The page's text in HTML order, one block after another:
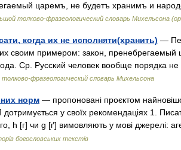
царемъ, не будетъ хранимъ и
толково-фразеологический словарь Михельсона
когда их не исполняти(хранить) —
своим примером: закон,
Ср. Русский человек вообще порядка
фразеологический словарь Михельсона
норм — пропоновані проєктом
у своїх рекомендаціях 1.
h [г] чи g [ґ] вимовляють у мові джерелі:
богословських текстів